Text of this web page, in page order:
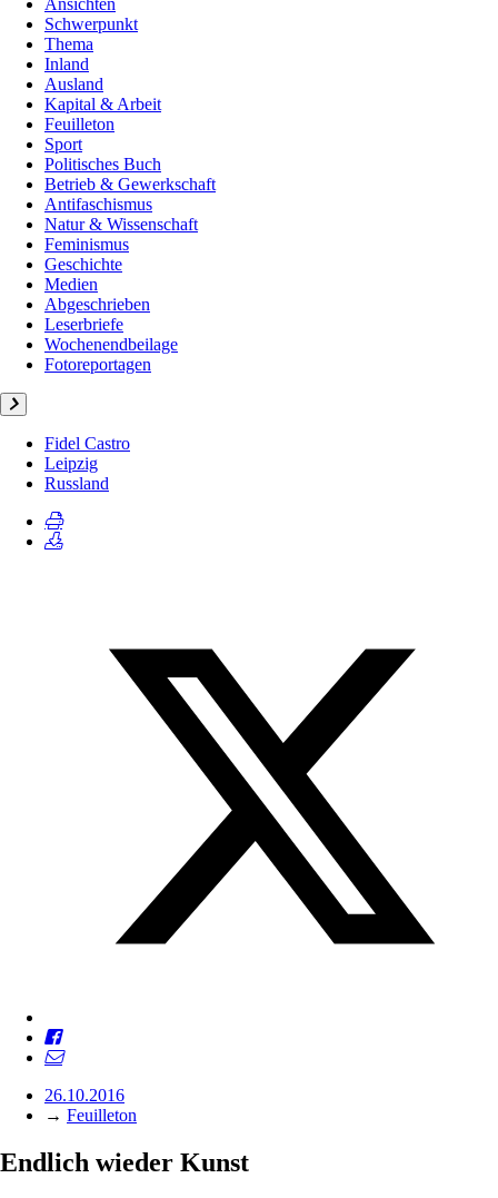
Ansichten
Schwerpunkt
Thema
Inland
Ausland
Kapital & Arbeit
Feuilleton
Sport
Politisches Buch
Betrieb & Gewerkschaft
Antifaschismus
Natur & Wissenschaft
Feminismus
Geschichte
Medien
Abgeschrieben
Leserbriefe
Wochenendbeilage
Fotoreportagen
Fidel Castro
Leipzig
Russland
26.10.2016
→ Feuilleton
Endlich wieder Kunst